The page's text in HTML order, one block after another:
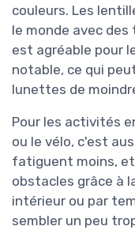
couleurs. Les
le monde avec
est agréable pour
notable, ce qui
lunettes de
Pour les activités
ou le vélo, c'est
fatiguent moins,
obstacles grâce à
intérieur ou par
sembler un peu